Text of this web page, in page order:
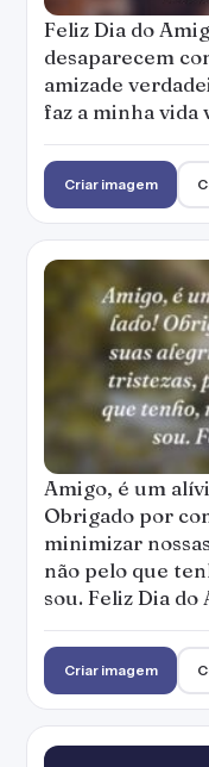
Feliz Dia do
desaparecem
amizade
faz a minha vida
Criar imagem
Amigo, é um
Obrigado por
minimizar
não pelo que
sou. Feliz Dia do
Criar imagem